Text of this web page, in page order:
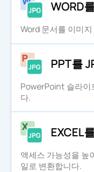
WORD
Word 문서를 이미
PPT를
PowerPoint 슬라이
다.
EXCEL
액세스 가능성을 높
일로 변환합니다.